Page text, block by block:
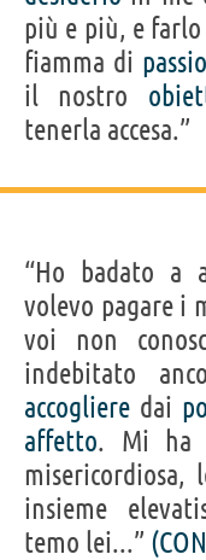
più e più, e farlo
fiamma di
il nostro
tenerla accesa.”
“Ho badato a
volevo pagare i
voi non
indebitato
accogliere dai
affetto. Mi ha
misericordiosa,
insieme
temo lei...”